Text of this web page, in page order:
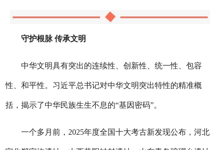
守护根脉 传承文明
中华文明具有突出的连续性、创新性、统一性、包容
性、和平性。习近平总书记对中华文明突出特性的精准概
括，揭示了中华民族生生不息的“基因密码”。
一个多月前，2025年度全国十大考古新发现公布，河北